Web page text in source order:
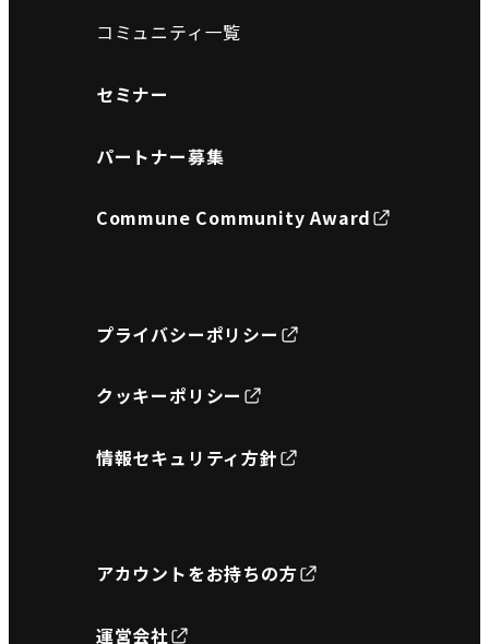
コミュニティ一覧
セミナー
パートナー募集
Commune Community Award
プライバシーポリシー
クッキーポリシー
情報セキュリティ方針
アカウントをお持ちの方
運営会社